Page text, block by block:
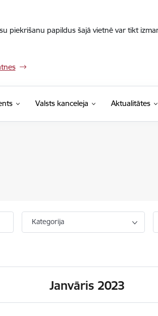
piekrišanu papildus šajā vietnē var tikt
Valsts kanceleja Aktualitātes
Kategorija
Janvāris 2023